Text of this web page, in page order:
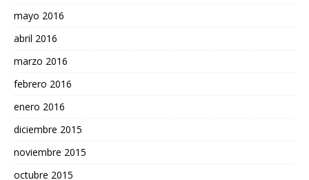
mayo 2016
abril 2016
marzo 2016
febrero 2016
enero 2016
diciembre 2015
noviembre 2015
octubre 2015